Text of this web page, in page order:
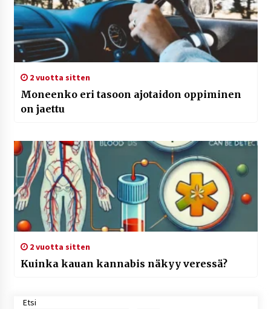
2 vuotta sitten
Moneenko eri tasoon ajotaidon oppiminen
on jaettu
2 vuotta sitten
Kuinka kauan kannabis näkyy veressä?
Etsi